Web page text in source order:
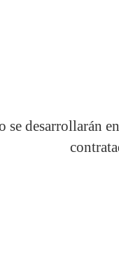
se desarrollarán